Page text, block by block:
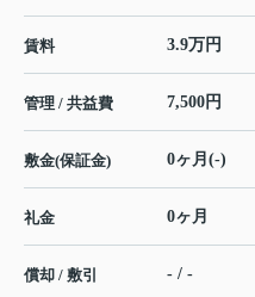
賃料 3.9万円
管理 / 共益費 7,500円
敷金(保証金) 0ヶ月(-)
礼金 0ヶ月
償却 / 敷引 - / -